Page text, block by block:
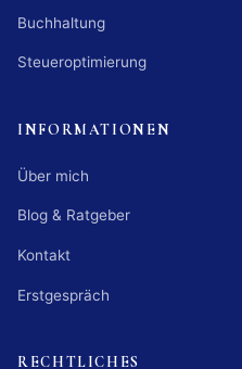
Buchhaltung
Steueroptimierung
INFORMATIONEN
Über mich
Blog & Ratgeber
Kontakt
Erstgespräch
RECHTLICHES